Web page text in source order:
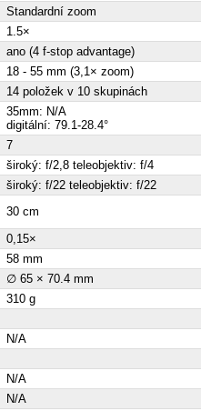
Standardní zoom
1.5×
ano (4 f-stop advantage)
18 - 55 mm (3,1× zoom)
14 položek v 10 skupinách
35mm: N/A
digitální: 79.1-28.4°
7
široký: f/2,8 teleobjektiv: f/4
široký: f/22 teleobjektiv: f/22
30 cm
0,15×
58 mm
∅ 65 × 70.4 mm
310 g
N/A
N/A
N/A